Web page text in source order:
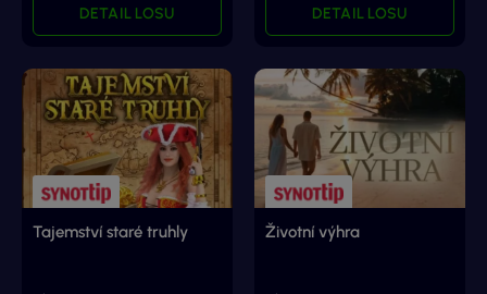
DETAIL LOSU DETAIL LOSU
Tajemství staré truhly Životní výhra